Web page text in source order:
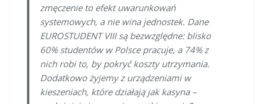
zmęczenie to efekt uwarunkowań
systemowych, a nie wina jednostek. Dane
EUROSTUDENT VIII są bezwzględne: blisko
60% studentów w Polsce pracuje, a 74% z
nich robi to, by pokryć koszty utrzymania.
Dodatkowo żyjemy z urządzeniami w
kieszeniach, które działają jak kasyna –